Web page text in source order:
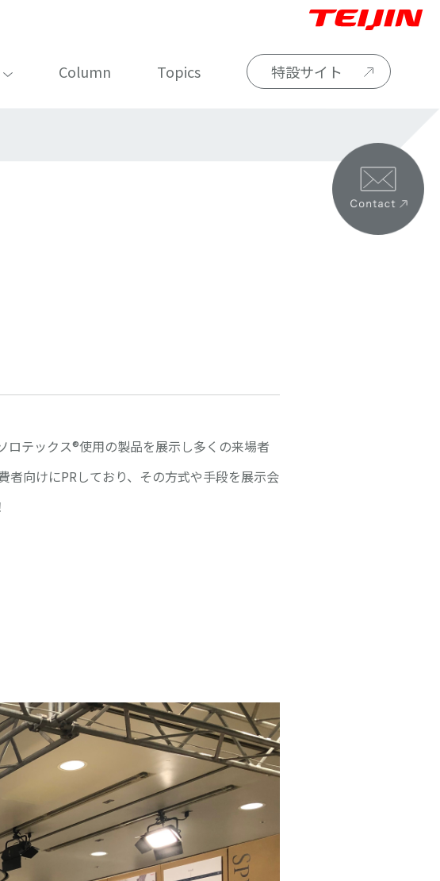
Column Topics 特設サイト
テックス®使用の製品を展示し多くの来場者
向けにPRしており、その方式や手段を展示会